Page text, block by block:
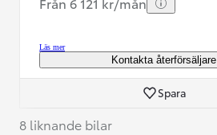
Läs mer
Kontakta återförsäljare
Spara
8 liknande bilar